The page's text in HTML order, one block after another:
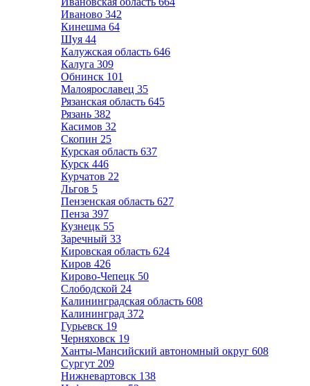
Иваново 342
Кинешма 64
Шуя 44
Калужская область 646
Калуга 309
Обнинск 101
Малоярославец 35
Рязанская область 645
Рязань 382
Касимов 32
Скопин 25
Курская область 637
Курск 446
Курчатов 22
Льгов 5
Пензенская область 627
Пенза 397
Кузнецк 55
Заречный 33
Кировская область 624
Киров 426
Кирово-Чепецк 50
Слободской 24
Калининградская область 608
Калининград 372
Гурьевск 19
Черняховск 19
Ханты-Мансийский автономный округ 608
Сургут 209
Нижневартовск 138